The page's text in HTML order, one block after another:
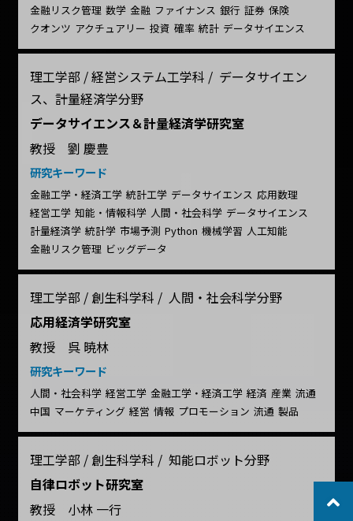
金融リスク管理 数学 金融 ファイナンス 銀行 証券 保険
クオンツ アクチュアリー 投資 確率 統計 データサイエンス
理工学部 / 経営システム工学科 / データサイエン
ス、計量経済学分野
データサイエンス＆計量経済学研究室
教授 劉 慶豊
研究キーワード
金融工学・経済工学 統計工学 データサイエンス 応用数理
経営工学 知能・情報科学 人間・社会科学 データサイエンス
計量経済学 統計学 市場予測 Python 機械学習 人工知能
金融リスク管理 ビッグデータ
理工学部 / 創生科学科 / 人間・社会科学分野
応用経済学研究室
教授 呉 暁林
研究キーワード
人間・社会科学 経営工学 金融工学・経済工学 経済 産業 流通
中国 マーケティング 経営 情報 プロモーション 流通 製品
理工学部 / 創生科学科 / 知能ロボット分野
自律ロボット研究室
教授 小林 一行